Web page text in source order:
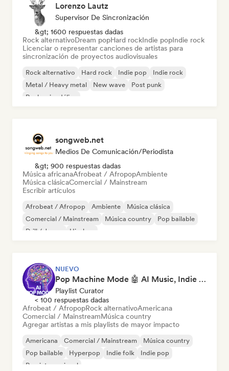
Lorenzo Lautz
Supervisor De Sincronización
&gt; 1600 respuestas dadas
Rock alternativoDream popHard rockIndie popIndie rock
Licenciar o representar canciones de artistas para
sincronización de proyectos audiovisuales
Rock alternativo Hard rock Indie pop
Indie rock
Metal / Heavy metal
New wave
Post punk
Rock psicodélico
songweb.net
Medios De Comunicación/Periodista
&gt; 900 respuestas dadas
Música africanaAfrobeat / AfropopAmbiente
Música clásicaComercial / Mainstream
Escribir artículos
Afrobeat / Afropop Ambiente
Música clásica
Comercial / Mainstream
Música country
Pop bailable
Drill / Jersey
Hip-hop
NUEVO
Pop Machine Mode 🤖 AI Music, Indie Pop & Dream Pop
Playlist Curator
< 100 respuestas dadas
Afrobeat / AfropopRock alternativoAmericana
Comercial / MainstreamMúsica country
Agregar artistas a mis playlists de mayor impacto
Americana Comercial / Mainstream
Música country
Pop bailable
Hyperpop Indie folk
Indie pop
Pop internacional